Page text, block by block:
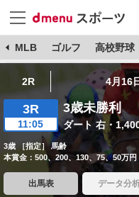
MLB ゴルフ 高校野球
2R 4月16
3R
11:05
3歳未勝利
ダート 右・
3歳 ［指定］ 馬齢
本賞金：500、200、130、75、50万円
出馬表 データ分